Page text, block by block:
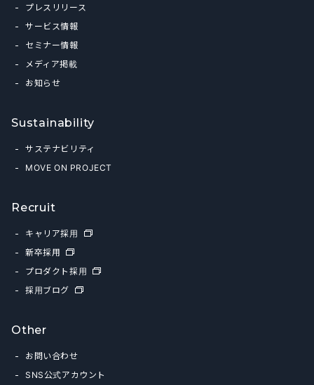
プレスリリース
サービス情報
セミナー情報
メディア掲載
お知らせ
Sustainability
サステナビリティ
MOVE ON PROJECT
Recruit
キャリア採用
新卒採用
プロダクト採用
採用ブログ
Other
お問い合わせ
SNS公式アカウント